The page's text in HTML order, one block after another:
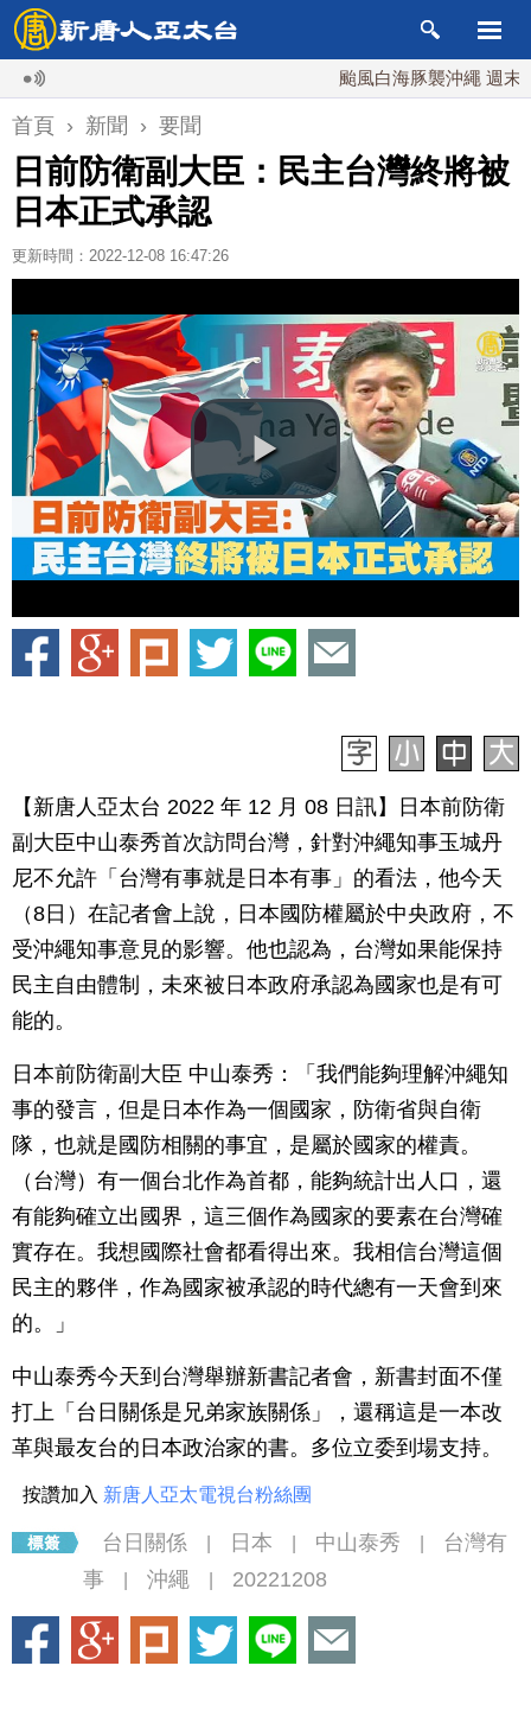
颱風白海豚襲沖繩 週末最近
首頁 › 新聞 › 要聞
日前防衛副大臣：民主台灣終將被
日本正式承認
更新時間：2022-12-08 16:47:26
【新唐人亞太台 2022 年 12 月 08 日訊】日本前防衛
副大臣中山泰秀首次訪問台灣，針對沖繩知事玉城丹
尼不允許「台灣有事就是日本有事」的看法，他今天
（8日）在記者會上說，日本國防權屬於中央政府，不
受沖繩知事意見的影響。他也認為，台灣如果能保持
民主自由體制，未來被日本政府承認為國家也是有可
能的。
日本前防衛副大臣 中山泰秀：「我們能夠理解沖繩知
事的發言，但是日本作為一個國家，防衛省與自衛
隊，也就是國防相關的事宜，是屬於國家的權責。
（台灣）有一個台北作為首都，能夠統計出人口，還
有能夠確立出國界，這三個作為國家的要素在台灣確
實存在。我想國際社會都看得出來。我相信台灣這個
民主的夥伴，作為國家被承認的時代總有一天會到來
的。」
中山泰秀今天到台灣舉辦新書記者會，新書封面不僅
打上「台日關係是兄弟家族關係」，還稱這是一本改
革與最友台的日本政治家的書。多位立委到場支持。
按讚加入 新唐人亞太電視台粉絲團
台日關係 日本 中山泰秀
台灣有
事
沖繩 20221208